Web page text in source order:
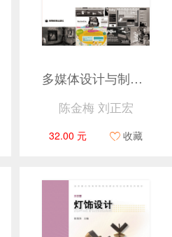
多媒体设计与制作系列教材——网页艺术设计
陈金梅 刘正宏
32.00 元 收藏